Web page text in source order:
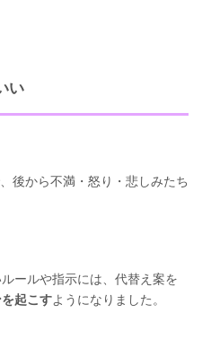
い
後から不満・怒り・悲しみたち
ールや指示には、代替え案を
起こすようになりました。